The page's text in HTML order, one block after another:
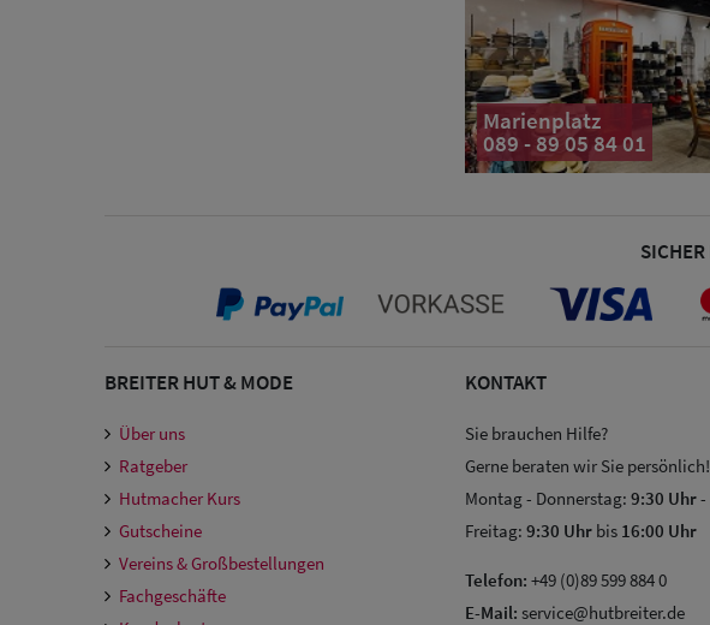
Marienplatz
089 - 89 05 84 01
BREITER HUT & MODE
Über uns
Ratgeber
Hutmacher Kurs
Gutscheine
Vereins & Großbestellungen
Fachgeschäfte
KONTAKT
Sie brauchen Hilfe?
Gerne beraten wir Sie persönlich!
Montag - Donnerstag: 9:30 Uhr-
Freitag: 9:30 Uhr bis 16:00 Uhr
Telefon: +49 (0)89 599 884 0
E-Mail: service@hutbreiter.de